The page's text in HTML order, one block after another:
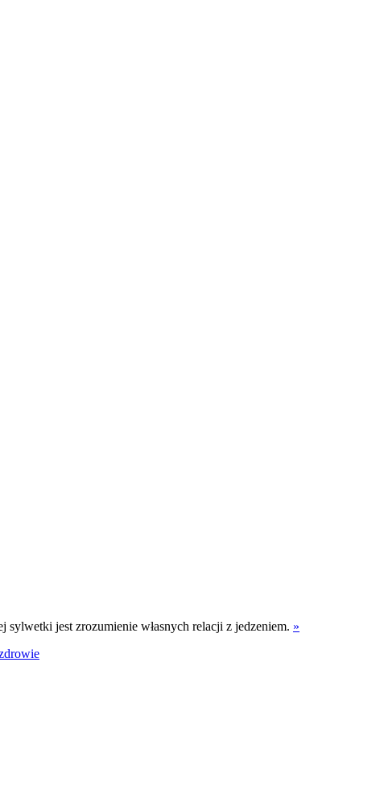
sylwetki jest zrozumienie własnych relacji z jedzeniem. »